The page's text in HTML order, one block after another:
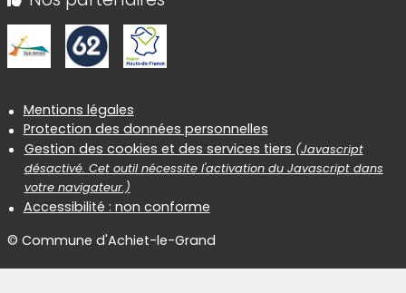
Informations réglementaires
Mentions légales
Protection des données personnelles
Gestion des cookies et des services tiers (Javascript
désactivé. Cet outil nécessite l'activation du Javascript dans
votre navigateur.)
Accessibilité : non conforme
© Commune d'Achiet-le-Grand